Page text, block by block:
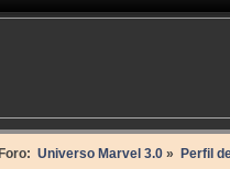
Universo Marvel 3.0» Perfil